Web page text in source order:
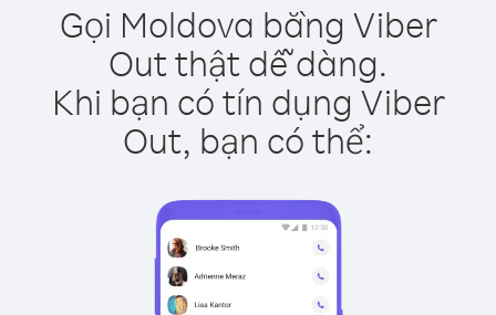
Gọi Moldova bằng Viber
Out thật dễ dàng.
Khi bạn có tín dụng Viber
Out, bạn có thể: